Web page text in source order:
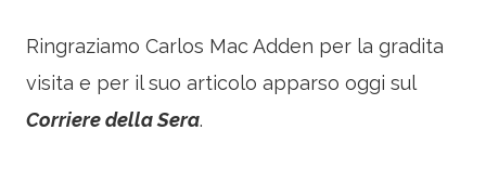
Ringraziamo Carlos Mac Adden per la gradita
visita e per il suo articolo apparso oggi sul
Corriere della Sera.